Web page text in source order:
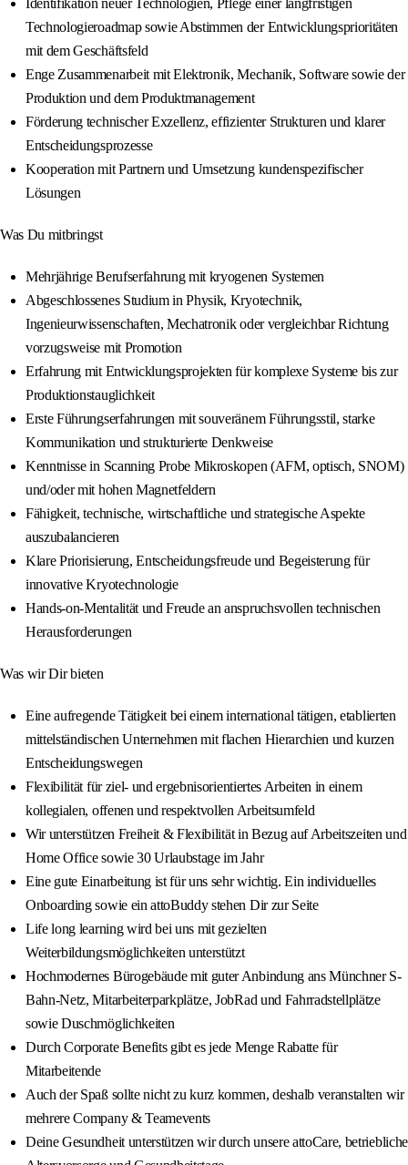
Identifikation neuer Technologien, Pflege einer langfristigen
Technologieroadmap sowie Abstimmen der Entwicklungsprioritäten
mit dem Geschäftsfeld
Enge Zusammenarbeit mit Elektronik, Mechanik, Software sowie der
Produktion und dem Produktmanagement
Förderung technischer Exzellenz, effizienter Strukturen und klarer
Entscheidungsprozesse
Kooperation mit Partnern und Umsetzung kundenspezifischer
Lösungen
Was Du mitbringst
Mehrjährige Berufserfahrung mit kryogenen Systemen
Abgeschlossenes Studium in Physik, Kryotechnik,
Ingenieurwissenschaften, Mechatronik oder vergleichbar Richtung
vorzugsweise mit Promotion
Erfahrung mit Entwicklungsprojekten für komplexe Systeme bis zur
Produktionstauglichkeit
Erste Führungserfahrungen mit souveränem Führungsstil, starke
Kommunikation und strukturierte Denkweise
Kenntnisse in Scanning Probe Mikroskopen (AFM, optisch, SNOM)
und/oder mit hohen Magnetfeldern
Fähigkeit, technische, wirtschaftliche und strategische Aspekte
auszubalancieren
Klare Priorisierung, Entscheidungsfreude und Begeisterung für
innovative Kryotechnologie
Hands-on-Mentalität und Freude an anspruchsvollen technischen
Herausforderungen
Was wir Dir bieten
Eine aufregende Tätigkeit bei einem international tätigen, etablierten
mittelständischen Unternehmen mit flachen Hierarchien und kurzen
Entscheidungswegen
Flexibilität für ziel- und ergebnisorientiertes Arbeiten in einem
kollegialen, offenen und respektvollen Arbeitsumfeld
Wir unterstützen Freiheit & Flexibilität in Bezug auf Arbeitszeiten und
Home Office sowie 30 Urlaubstage im Jahr
Eine gute Einarbeitung ist für uns sehr wichtig. Ein individuelles
Onboarding sowie ein attoBuddy stehen Dir zur Seite
Life long learning wird bei uns mit gezielten
Weiterbildungsmöglichkeiten unterstützt
Hochmodernes Bürogebäude mit guter Anbindung ans Münchner S-
Bahn-Netz, Mitarbeiterparkplätze, JobRad und Fahrradstellplätze
sowie Duschmöglichkeiten
Durch Corporate Benefits gibt es jede Menge Rabatte für
Mitarbeitende
Auch der Spaß sollte nicht zu kurz kommen, deshalb veranstalten wir
mehrere Company & Teamevents
Deine Gesundheit unterstützen wir durch unsere attoCare, betriebliche